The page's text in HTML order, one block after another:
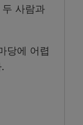
사람과
당에 어렵